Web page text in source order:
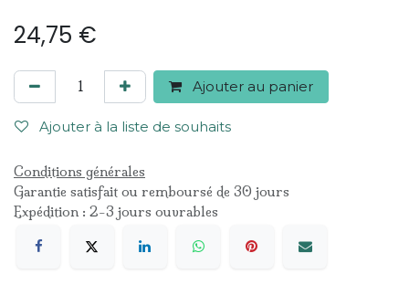
24,75 €
Ajouter au panier
Ajouter à la liste de souhaits
Conditions générales
Garantie satisfait ou remboursé de 30 jours
Expédition : 2-3 jours ouvrables